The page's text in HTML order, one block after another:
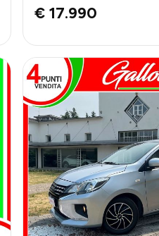
€ 17.990